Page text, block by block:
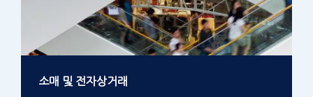
소매 및 전자상거래